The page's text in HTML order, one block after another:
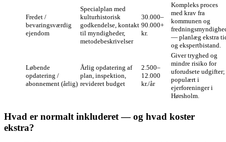
Fredet /
bevaringsværdig
ejendom
Specialplan med
kulturhistorisk
godkendelse, kontakt
til myndigheder,
metodebeskrivelser
30.000–
90.000+
kr.
Kompleks proces
med krav fra
kommunen og
— planlæg ekstra
og ekspertbistand.
Løbende
opdatering /
abonnement (årlig)
Årlig opdatering af
plan, inspektion,
revideret budget
2.500–
12.000
kr./år
Giver tryghed og
mindre risiko for
uforudsete udgifter;
populært i
ejerforeninger i
Hørsholm.
Hvad er normalt inkluderet — og hvad koster
ekstra?